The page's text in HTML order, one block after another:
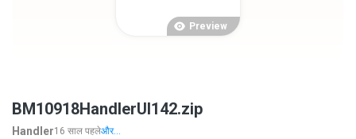
Preview
BM10918HandlerUI142.zip
Handler16 साल पहलेऔर...